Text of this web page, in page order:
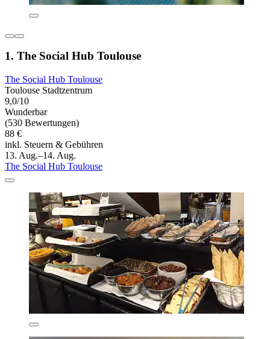
1. The Social Hub Toulouse
The Social Hub Toulouse
Toulouse Stadtzentrum
9,0/10
Wunderbar
(530 Bewertungen)
88 €
inkl. Steuern & Gebühren
13. Aug.–14. Aug.
The Social Hub Toulouse